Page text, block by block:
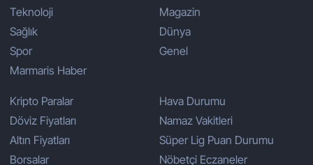
Teknoloji
Sağlık
Spor
Marmaris Haber
Magazin
Dünya
Genel
Kripto Paralar
Döviz Fiyatları
Altın Fiyatları
Borsalar
Hava Durumu
Namaz Vakitleri
Süper Lig Puan Durumu
Nöbetçi Eczaneler